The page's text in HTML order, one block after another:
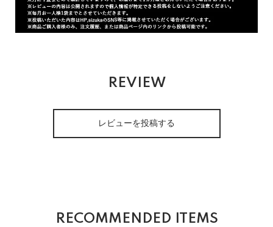
REVIEW
レビューを投稿する
RECOMMENDED ITEMS